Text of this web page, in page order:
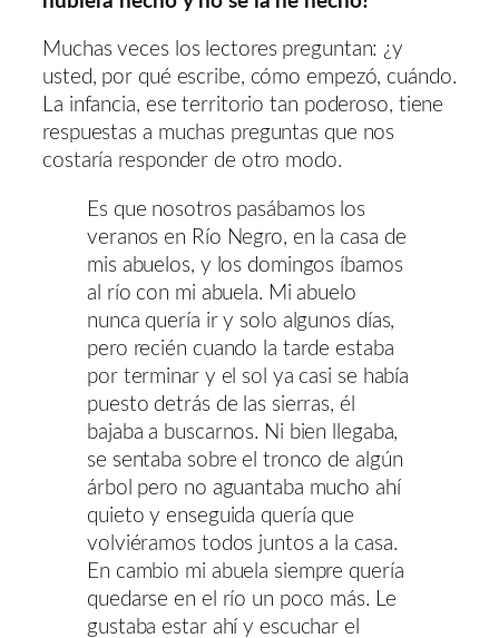
Muchas veces los lectores preguntan: ¿y
usted, por qué escribe, cómo empezó, cuándo.
La infancia, ese territorio tan poderoso, tiene
respuestas a muchas preguntas que nos
costaría responder de otro modo.
Es que nosotros pasábamos los
veranos en Río Negro, en la casa de
mis abuelos, y los domingos íbamos
al río con mi abuela. Mi abuelo
nunca quería ir y solo algunos días,
pero recién cuando la tarde estaba
por terminar y el sol ya casi se había
puesto detrás de las sierras, él
bajaba a buscarnos. Ni bien llegaba,
se sentaba sobre el tronco de algún
árbol pero no aguantaba mucho ahí
quieto y enseguida quería que
volviéramos todos juntos a la casa.
En cambio mi abuela siempre quería
quedarse en el río un poco más. Le
gustaba estar ahí y escuchar el